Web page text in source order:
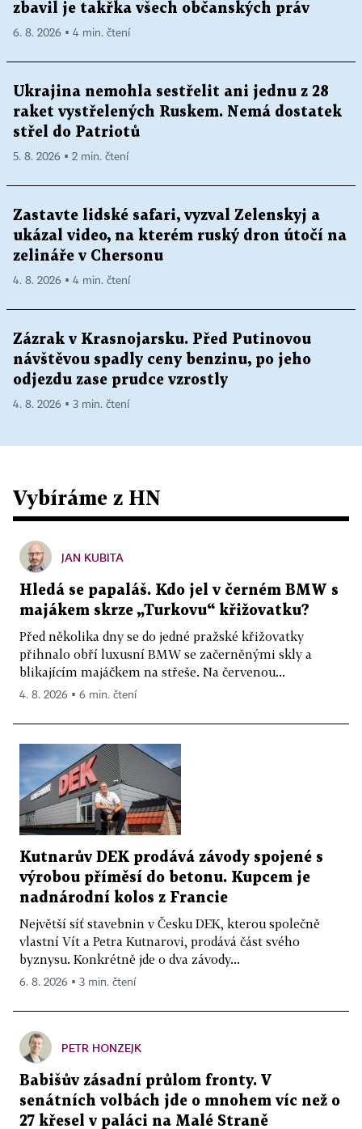
zbavil je takřka všech občanských práv
6. 8. 2026 ▪ 4 min. čtení
Ukrajina nemohla sestřelit ani jednu z 28
raket vystřelených Ruskem. Nemá dostatek
střel do Patriotů
5. 8. 2026 ▪ 2 min. čtení
Zastavte lidské safari, vyzval Zelenskyj a
ukázal video, na kterém ruský dron útočí na
zelináře v Chersonu
4. 8. 2026 ▪ 4 min. čtení
Zázrak v Krasnojarsku. Před Putinovou
návštěvou spadly ceny benzinu, po jeho
odjezdu zase prudce vzrostly
4. 8. 2026 ▪ 3 min. čtení
Vybíráme z HN
JAN KUBITA
Hledá se papaláš. Kdo jel v černém BMW s
majákem skrze „Turkovu“ křižovatku?
Před několika dny se do jedné pražské křižovatky
přihnalo obří luxusní BMW se začerněnými skly a
blikajícím majáčkem na střeše. Na červenou...
4. 8. 2026 ▪ 6 min. čtení
Kutnarův DEK prodává závody spojené s
výrobou příměsí do betonu. Kupcem je
nadnárodní kolos z Francie
Největší síť stavebnin v Česku DEK, kterou společně
vlastní Vít a Petra Kutnarovi, prodává část svého
byznysu. Konkrétně jde o dva závody...
6. 8. 2026 ▪ 3 min. čtení
PETR HONZEJK
Babišův zásadní průlom fronty. V
senátních volbách jde o mnohem víc než o
27 křesel v paláci na Malé Straně